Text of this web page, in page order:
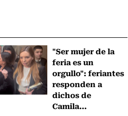
"Ser mujer de la
feria es un
orgullo": feriantes
responden a
dichos de
Camila...